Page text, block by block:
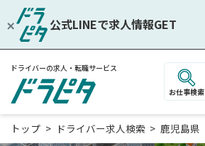
公式LINEで求人情報GET
ドライバーの求人・転職サービス
お仕事検索
トップ ドライバー求人検索 鹿児島県